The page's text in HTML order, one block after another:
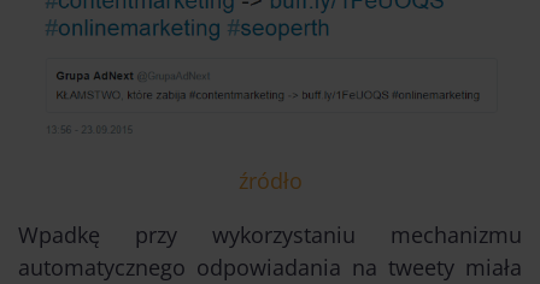
źródło
Wpadkę przy wykorzystaniu mechanizmu
automatycznego odpowiadania na tweety miała